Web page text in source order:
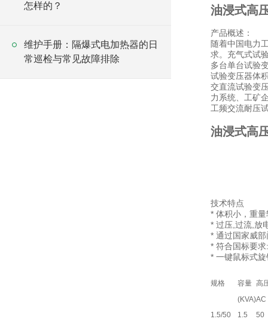
怎样的？
维护手册：隔爆式电加热器的日
常巡检与常见故障排除
油浸式高
产品概述：
随着中国电力
求。充气式试
多台单台试验
试验变压器体
交直流试验变
力系统、工矿
工频交流耐压
油浸式高
技术特点
* 体积小，重
* 过压,过流,放
* 通过国家威
* 符合国标要
* 一键鼠标式
规格 容量 高
(KVA)AC
1.5/50
1.5
50